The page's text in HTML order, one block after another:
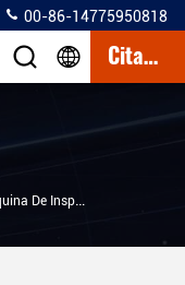
00-86-14775950818
Citações
Óptica 3D AOI Automatizada Sistema Windows 10